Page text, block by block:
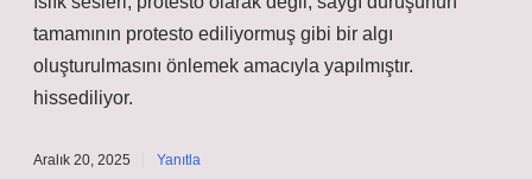
tamamının protesto ediliyormuş gibi bir algı
oluşturulmasını önlemek amacıyla yapılmıştır.
hissediliyor.
Aralık 20, 2025 Yanıtla